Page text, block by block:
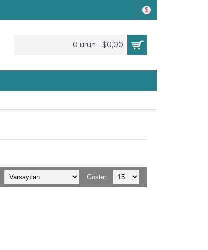
$
0 ürün - $0,00
Göster: